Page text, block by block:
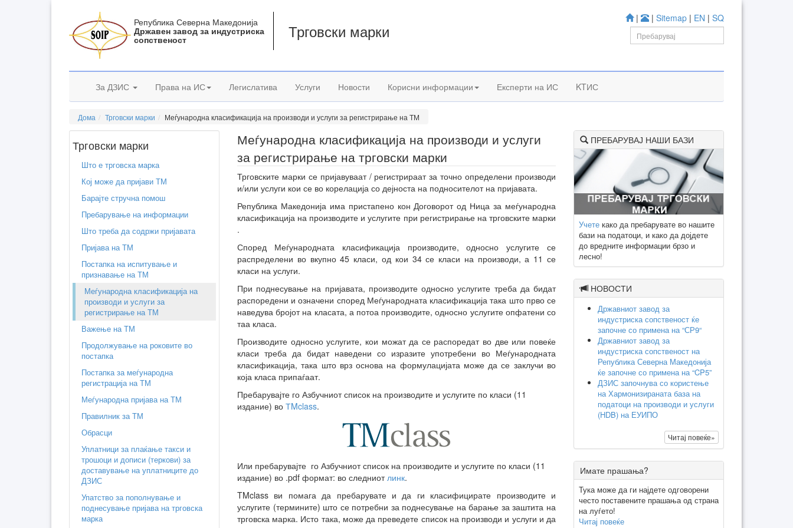
| | Sitemap | EN | SQ
Република Северна Македонија
Државен завод за индустриска
сопственост Трговски марки
За ДЗИС Права на ИС Легислатива Услуги Новости Корисни информации Експерти на ИС KTИС
Дома Трговски марки Меѓународна класификација на производи и услуги за регистрирање на ТМ
Трговски марки
Што е трговска марка
Кој може да пријави ТМ
Барајте стручна помош
Пребарување на информации
Што треба да содржи пријавата
Пријава на ТМ
Постапка на испитување и
признавање на ТМ
Меѓународна класификација на
производи и услуги за
регистрирање на ТМ
Важење на ТМ
Продолжување на роковите во
постапка
Постапка за меѓународна
регистрација на ТМ
Меѓународна пријава на ТМ
Правилник за ТМ
Обрасци
Уплатници за плаќање такси и
трошоци и дописи (теркови) за
доставување на уплатниците до
ДЗИС
Упатство за пополнување и
поднесување пријава на трговска
марка
Меѓународна класификација на производи и услуги
за регистрирање на трговски марки
Трговските марки се пријавуваат / регистрираат за точно определени производи
и/или услуги кои се во корелација со дејноста на подносителот на пријавата.
Република Македонија има пристапено кон Договорот од Ница за меѓународна
класификација на производите и услугите при регистрирање на трговските марки
.
Според Меѓународната класификација производите, односно услугите се
распределени во вкупно 45 класи, од кои 34 се класи на производи, а 11 се
класи на услуги.
При поднесување на пријавата, производите односно услугите треба да бидат
распоредени и означени според Меѓународната класификација така што прво се
наведува бројот на класата, а потоа производите, односно услугите опфатени со
таа класа.
Производите односно услугите, кои можат да се распоредат во две или повеќе
класи треба да бидат наведени со изразите употребени во Меѓународната
класификација, така што врз основа на формулацијата може да се заклучи во
која класа припаѓаат.
Пребарувајте го Азбучниот список на производите и услугите по класи (11
издание) во ТMclass.
Или пребарувајте го Азбучниот список на производите и услугите по класи (11
издание) во .pdf формат: во следниотлинк.
TMclass ви помага да пребарувате и да ги класифицирате производите и
услугите (термините) што се потребни за поднесување на барање за заштита на
трговска марка. Исто така, може да преведете список на производи и услуги и да
ПРЕБАРУВАЈ НАШИ БАЗИ
Учете како да пребарувате во нашите
бази на податоци, и како да дојдете
до вредните информации брзо и
лесно!
НОВОСТИ
Државниот завод за
индустриска сопственост ќе
започне со примена на “СР9“
Државниот завод за
индустриска сопственост на
Република Северна Македонија
ќе започне со примена на “CP5”
ДЗИС започнува со користење
на Хармонизираната база на
податоци на производи и услуги
(HDB) на ЕУИПО
Читај повеќе»
Имате прашања?
Тука може да ги најдете одговорени
често поставените прашања од страна
на луѓето!
Читај повеќе